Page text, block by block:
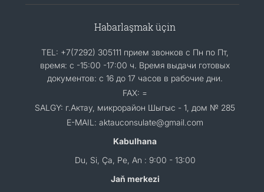
Habarlaşmak üçin
TEL: +7(7292) 305111 прием звонков с Пн по Пт,
время: с -15:00 -17:00 ч. Время выдачи готовых
документов: с 16 до 17 часов в рабочие дни.
FAX: =
SALGY: г.Актау, микрорайон Шыгыс - 1, дом № 285
E-MAIL: aktauconsulate@gmail.com
Kabulhana
Du, Si, Ça, Pe, An : 9:00 - 13:00
Jaň merkezi